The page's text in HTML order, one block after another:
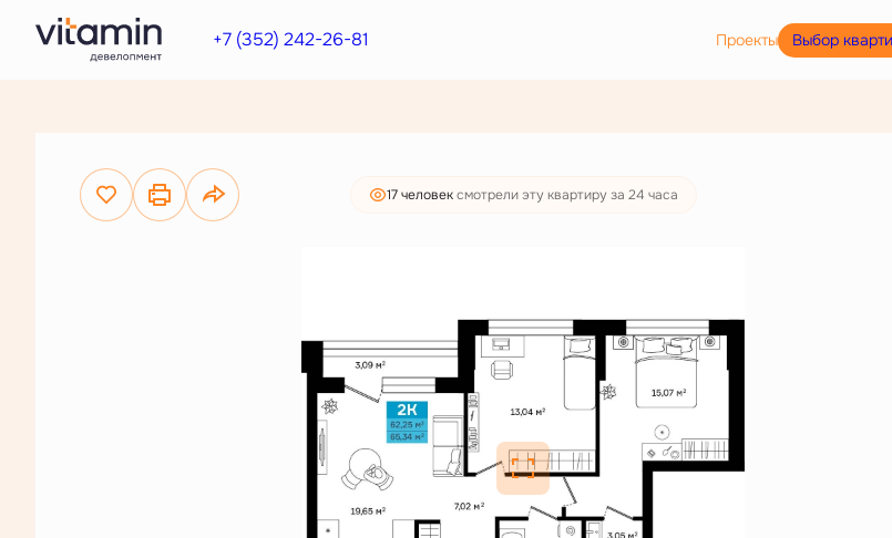
+7 (352) 242-26-81 Проекты Выбор
2-комнатная 65.34 м2
8 104 000 руб.
17 человексмотрели эту квартиру за 24 часа